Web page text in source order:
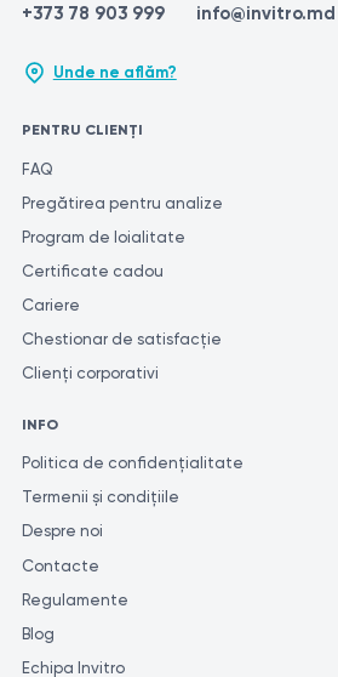
+373 78 903 999 info@invitro.md
Unde ne aflăm?
PENTRU CLIENȚI
FAQ
Pregătirea pentru analize
Program de loialitate
Certificate cadou
Cariere
Chestionar de satisfacție
Clienți corporativi
INFO
Politica de confidențialitate
Termenii și condițiile
Despre noi
Contacte
Regulamente
Blog
Echipa Invitro